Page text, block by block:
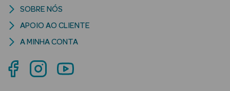
Solares Bebé e
SOBRE NÓS
APOIO AO CLIENTE
A MINHA CONTA